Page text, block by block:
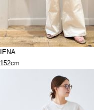
IENA
152cm